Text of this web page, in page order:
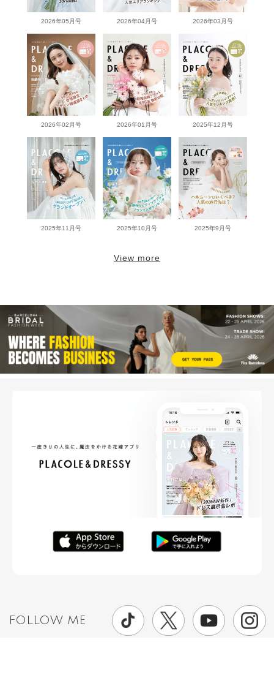
2026年05月号 2026年04月号 2026年03月号
2026年02月号 2026年01月号 2025年12月号
2025年11月号 2025年10月号 2025年9月号
View more
FOLLOW ME